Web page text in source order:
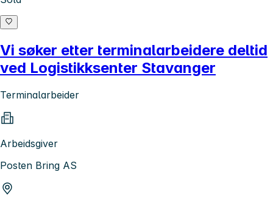
Vi søker etter terminalarbeidere deltid
ved Logistikksenter Stavanger
Terminalarbeider
Arbeidsgiver
Posten Bring AS